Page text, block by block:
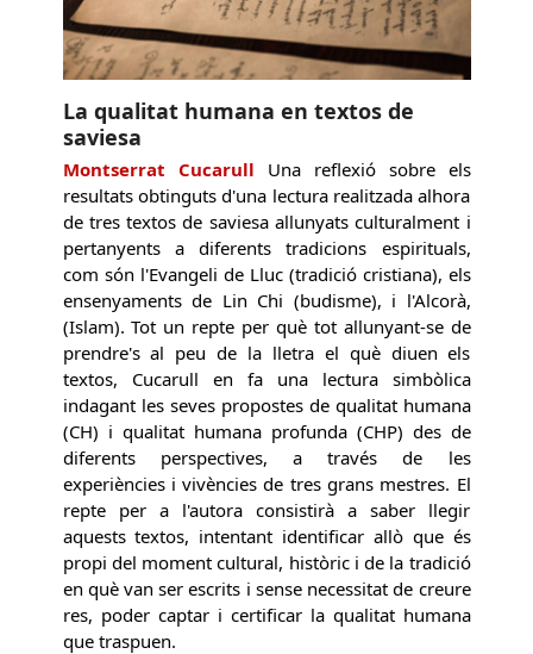
La qualitat humana en textos de
saviesa
Montserrat Cucarull Una reflexió sobre els
resultats obtinguts d'una lectura realitzada alhora
de tres textos de saviesa allunyats culturalment i
pertanyents a diferents tradicions espirituals,
com són l'Evangeli de Lluc (tradició cristiana), els
ensenyaments de Lin Chi (budisme), i l'Alcorà,
(Islam). Tot un repte per què tot allunyant-se de
prendre's al peu de la lletra el què diuen els
textos, Cucarull en fa una lectura simbòlica
indagant les seves propostes de qualitat humana
(CH) i qualitat humana profunda (CHP) des de
diferents perspectives, a través de les
experiències i vivències de tres grans mestres. El
repte per a l'autora consistirà a saber llegir
aquests textos, intentant identificar allò que és
propi del moment cultural, històric i de la tradició
en què van ser escrits i sense necessitat de creure
res, poder captar i certificar la qualitat humana
que traspuen.